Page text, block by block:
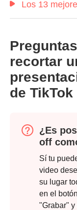
Paso 1.
Los 13
recortar
de TikTok
¿Es
off
Sí tu
video
su lugar
en el
"Grabar"